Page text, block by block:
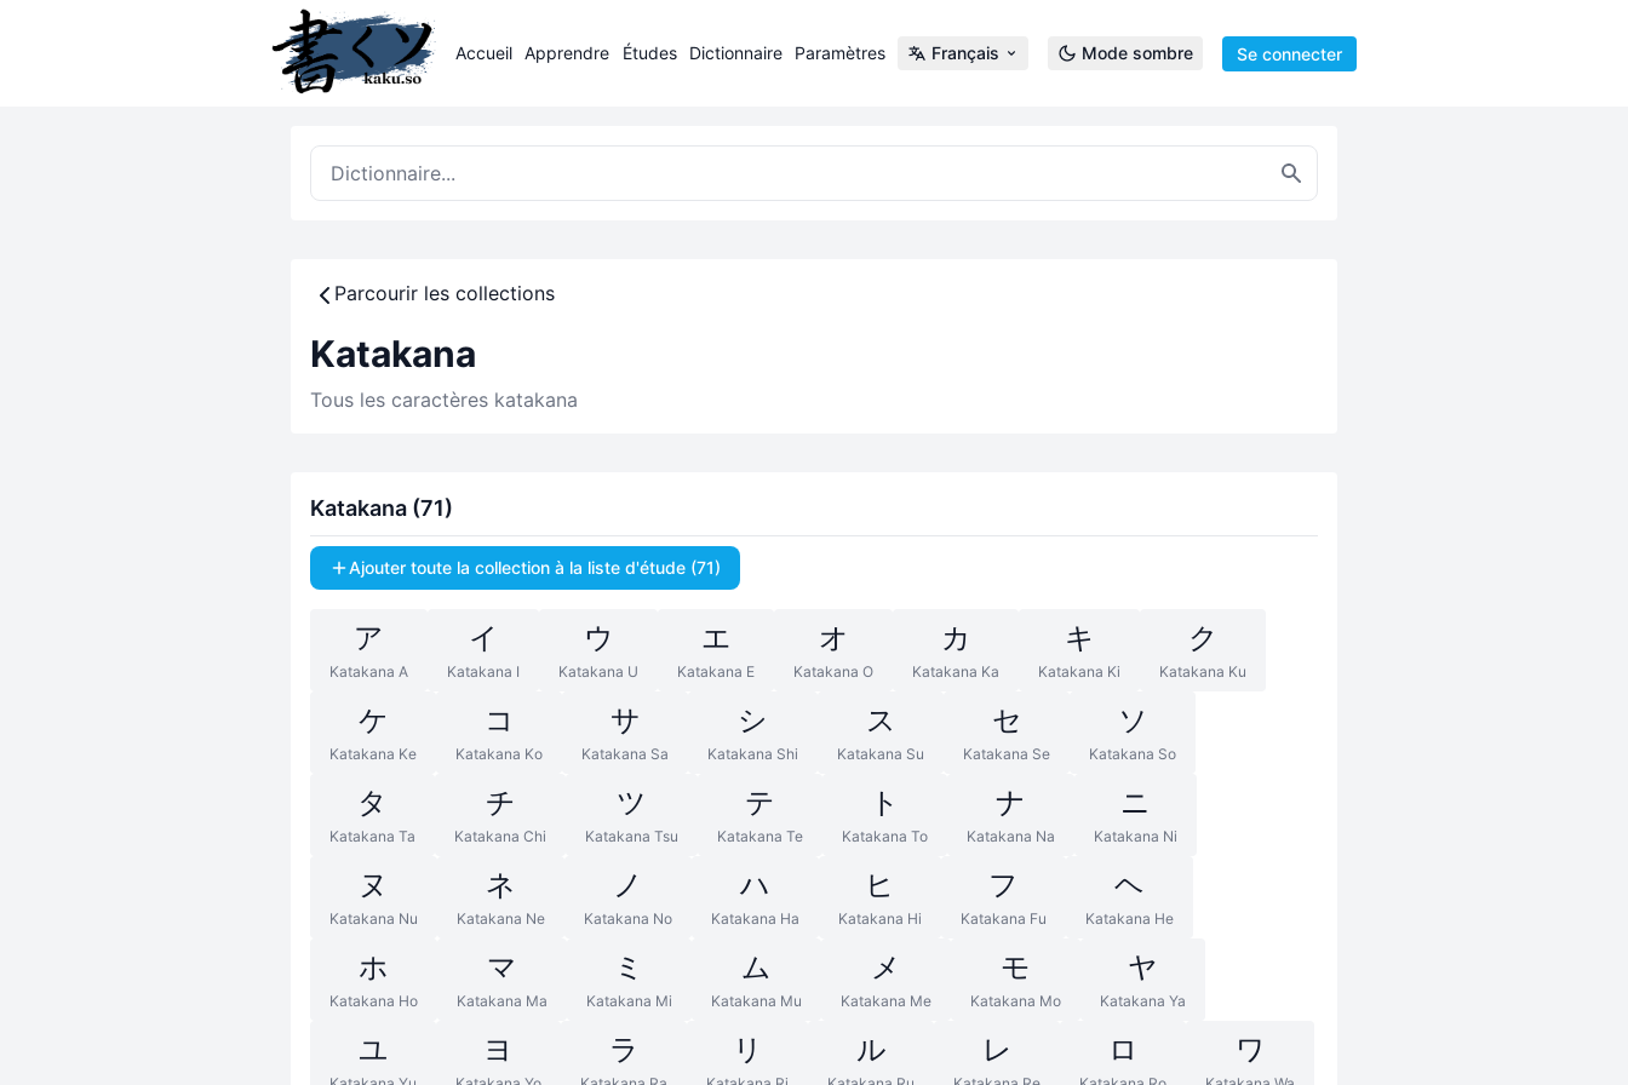
Accueil Apprendre Études Dictionnaire Paramètres Français Mode sombre Se connecter
Parcourir les collections
Katakana
Tous les caractères katakana
Katakana (71)
Ajouter toute la collection à la liste d'étude (71)
ア
Katakana A
イ
Katakana I
ウ
Katakana U
エ
Katakana E
オ
Katakana O
カ
Katakana Ka
キ
Katakana Ki
ク
Katakana Ku
ケ
Katakana Ke
コ
Katakana Ko
サ
Katakana Sa
シ
Katakana Shi
ス
Katakana Su
セ
Katakana Se
ソ
Katakana So
タ
Katakana Ta
チ
Katakana Chi
ツ
Katakana Tsu
テ
Katakana Te
ト
Katakana To
ナ
Katakana Na
ニ
Katakana Ni
ヌ
Katakana Nu
ネ
Katakana Ne
ノ
Katakana No
ハ
Katakana Ha
ヒ
Katakana Hi
フ
Katakana Fu
ヘ
Katakana He
ホ
Katakana Ho
マ
Katakana Ma
ミ
Katakana Mi
ム
Katakana Mu
メ
Katakana Me
モ
Katakana Mo
ヤ
Katakana Ya
ユ ヨ ラ リ ル レ ロ ワ